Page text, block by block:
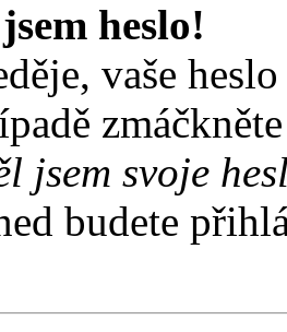
heslo!
vaše
jsem svoje
budete